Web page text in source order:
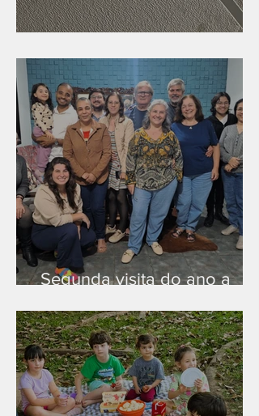
Segunda visita do ano a